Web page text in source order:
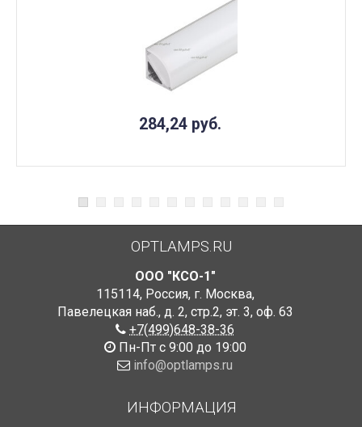
284,24 руб.
OPTLAMPS.RU
ООО "КСО-1"
115114, Россия, г. Москва,
Павелецкая наб., д. 2, стр.2, эт. 3, оф. 63
+7(499)648-38-36
Пн-Пт с 9:00 до 19:00
info@optlamps.ru
ИНФОРМАЦИЯ